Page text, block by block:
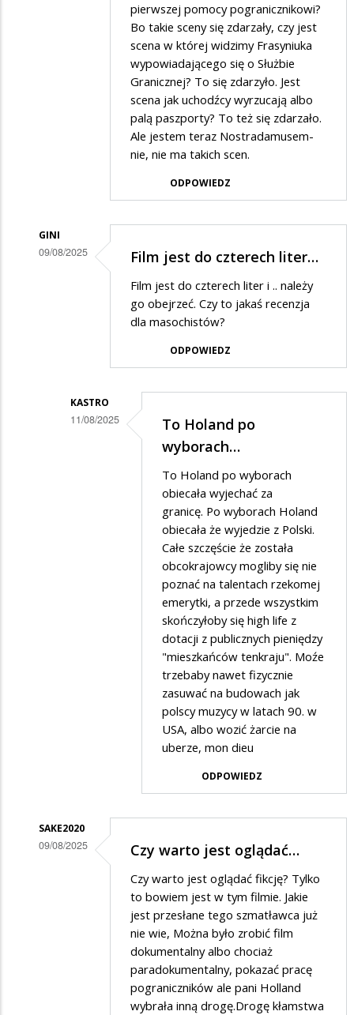
pierwszej pomocy pogranicznikowi?
Bo takie sceny się zdarzały, czy jest
scena w której widzimy Frasyniuka
wypowiadającego się o Służbie
Granicznej? To się zdarzyło. Jest
scena jak uchodźcy wyrzucają albo
palą paszporty? To też się zdarzało.
Ale jestem teraz Nostradamusem-
nie, nie ma takich scen.
ODPOWIEDZ
GINI
09/08/2025
odpowiedzi
Film jest do czterech liter…
Film jest do czterech liter i .. należy
go obejrzeć. Czy to jakaś recenzja
dla masochistów?
ODPOWIEDZ
KASTRO
11/08/2025
To Holand po
wyborach…
To Holand po wyborach
obiecała wyjechać za
granicę. Po wyborach Holand
obiecała że wyjedzie z Polski.
Całe szczęście że została
obcokrajowcy mogliby się nie
poznać na talentach rzekomej
emerytki, a przede wszystkim
skończyłoby się high life z
dotacji z publicznych pieniędzy
"mieszkańców tenkraju". Moźe
trzebaby nawet fizycznie
zasuwać na budowach jak
polscy muzycy w latach 90. w
USA, albo wozić żarcie na
uberze, mon dieu
ODPOWIEDZ
SAKE2020
09/08/2025 Czy warto jest oglądać…
Czy warto jest oglądać fikcję? Tylko
to bowiem jest w tym filmie. Jakie
jest przesłane tego szmatławca już
nie wie, Można było zrobić film
dokumentalny albo chociaż
paradokumentalny, pokazać pracę
pograniczników ale pani Holland
wybrała inną drogę.Drogę kłamstwa